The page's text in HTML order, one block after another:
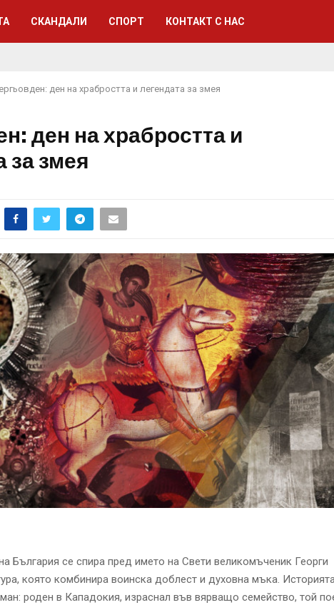
СКАНДАЛИ СПОРТ КОНТАКТ С НАС
ден на храбростта и легендата за змея
ден на храбростта и
за змея
България се спира пред името на Свети великомъченик Георги
която комбинира воинска доблест и духовна мъка.
роден в Кападокия, израснал във вярващо семейство, той